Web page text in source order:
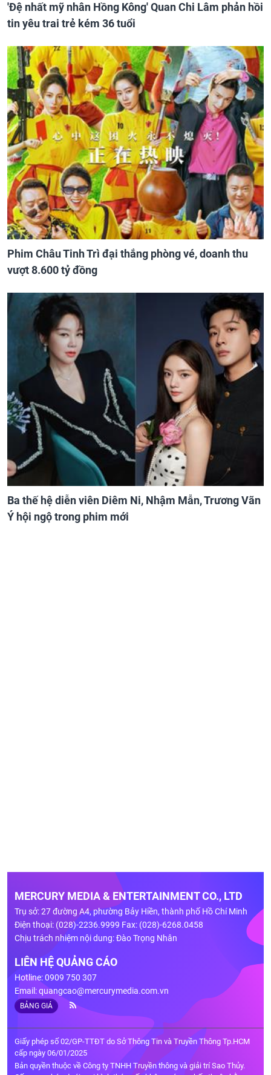
'Đệ nhất mỹ nhân Hồng Kông' Quan Chi Lâm phản hồi
tin yêu trai trẻ kém 36 tuổi
Phim Châu Tinh Trì đại thắng phòng vé, doanh thu
vượt 8.600 tỷ đồng
Ba thế hệ diễn viên Diêm Ni, Nhậm Mẫn, Trương Vãn
Ý hội ngộ trong phim mới
MERCURY MEDIA & ENTERTAINMENT CO., LTD
Trụ sở: 27 đường A4, phường Bảy Hiền, thành phố Hồ Chí Minh
Điện thoại: (028)-2236.9999 Fax: (028)-6268.0458
Chịu trách nhiệm nội dung: Đào Trọng Nhân
LIÊN HỆ QUẢNG CÁO
Hotline: 0909 750 307
Email:quangcao@mercurymedia.com.vn
BẢNG GIÁ
Giấy phép số 02/GP-TTĐT do Sở Thông Tin và Truyền Thông Tp.HCM
cấp ngày 06/01/2025
Bản quyền thuộc về Công ty TNHH Truyền thông và giải trí Sao Thủy.